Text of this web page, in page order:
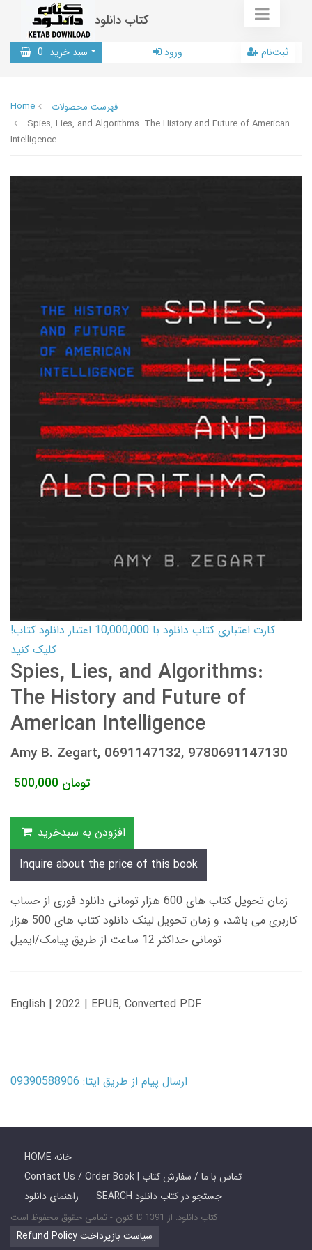
کتاب دانلود
سبد خرید 0 ورود ثبت‌نام
Home
فهرست محصولات
Spies, Lies, and Algorithms: The History and Future of American
Intelligence
کارت اعتباری کتاب دانلود با 10,000,000 اعتبار دانلود کتاب!
کلیک کنید
Spies, Lies, and Algorithms:
The History and Future of
American Intelligence
Amy B. Zegart, 0691147132, 9780691147130
500,000 تومان
افزودن به سبدخرید
Inquire about the price of this book
زمان تحویل کتاب های 600 هزار تومانی دانلود فوری از حساب
کاربری می باشد، و زمان تحویل لینک دانلود کتاب های 500 هزار
تومانی حداکثر 12 ساعت از طریق پیامک/ایمیل
English | 2022 | EPUB, Converted PDF
ارسال پیام از طریق ایتا: 09390588906
HOME خانه
Contact Us / Order Book | تماس با ما / سفارش کتاب
راهنمای دانلود
SEARCH جستجو در کتاب دانلود
کتاب دانلود: از 1391 تا کنون - تمامی حقوق محفوظ است
Refund Policy سیاست بازپرداخت